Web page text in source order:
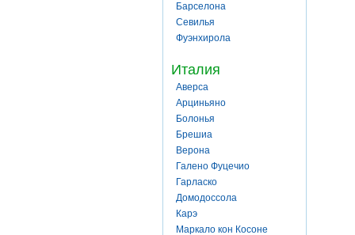
Барселона
Севилья
Фуэнхирола
Италия
Аверса
Арциньяно
Болонья
Брешиа
Верона
Галено Фуцечио
Гарласко
Домодоссола
Карэ
Маркало кон Косоне